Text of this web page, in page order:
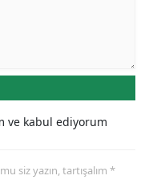
Iğdır
ve kabul ediyorum
siz yazın, tartışalım *